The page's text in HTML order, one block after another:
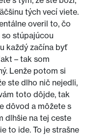
tých vecí viete.
overil to, čo
so stúpajúcou
každý začína byť
– tak som
Lenže potom si
ste dlho nič nejedli,
toto dôjde, tak
dôvod a môžete s
dlhšie na tej ceste
to ide. To je strašne